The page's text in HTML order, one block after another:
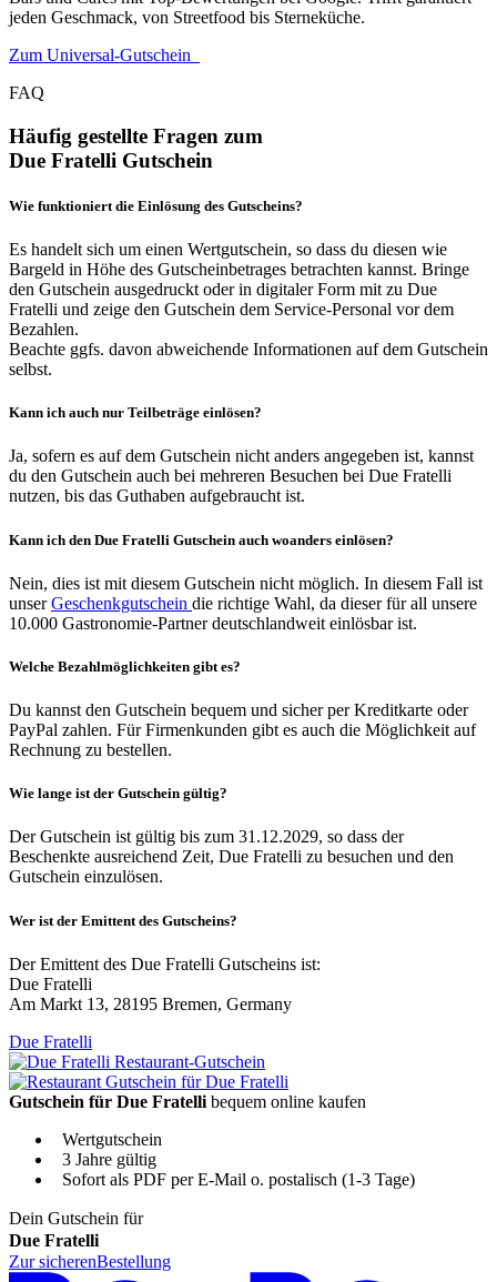
jeden Geschmack, von Streetfood bis Sterneküche.
Zum Universal-Gutschein
FAQ
Häufig gestellte Fragen zum
Due Fratelli Gutschein
Wie funktioniert die Einlösung des Gutscheins?
Es handelt sich um einen Wertgutschein, so dass du diesen wie
Bargeld in Höhe des Gutscheinbetrages betrachten kannst. Bringe
den Gutschein ausgedruckt oder in digitaler Form mit zu Due
Fratelli und zeige den Gutschein dem Service-Personal vor dem
Bezahlen.
Beachte ggfs. davon abweichende Informationen auf dem Gutschein
selbst.
Kann ich auch nur Teilbeträge einlösen?
Ja, sofern es auf dem Gutschein nicht anders angegeben ist, kannst
du den Gutschein auch bei mehreren Besuchen bei Due Fratelli
nutzen, bis das Guthaben aufgebraucht ist.
Kann ich den Due Fratelli Gutschein auch woanders einlösen?
Nein, dies ist mit diesem Gutschein nicht möglich. In diesem Fall ist
unserGeschenkgutschein die richtige Wahl, da dieser für all unsere
10.000 Gastronomie-Partner deutschlandweit einlösbar ist.
Welche Bezahlmöglichkeiten gibt es?
Du kannst den Gutschein bequem und sicher per Kreditkarte oder
PayPal zahlen. Für Firmenkunden gibt es auch die Möglichkeit auf
Rechnung zu bestellen.
Wie lange ist der Gutschein gültig?
Der Gutschein ist gültig bis zum 31.12.2029, so dass der
Beschenkte ausreichend Zeit, Due Fratelli zu besuchen und den
Gutschein einzulösen.
Wer ist der Emittent des Gutscheins?
Der Emittent des Due Fratelli Gutscheins ist:
Due Fratelli
Am Markt 13, 28195 Bremen, Germany
Due Fratelli
Gutschein für Due Fratelli bequem online kaufen
Wertgutschein
3 Jahre gültig
Sofort als PDF per E-Mail o. postalisch (1-3 Tage)
Dein Gutschein für
Due Fratelli
Zur sicherenBestellung